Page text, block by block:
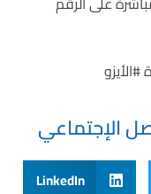
الإجتماعي
LinkedIn